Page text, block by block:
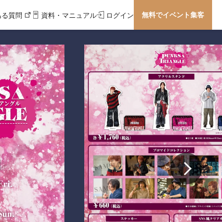
質問 資料・マニュアル ログイン 無料でイベント集客